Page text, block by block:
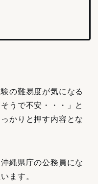
の難易度が気になる
うで不安・・・」と
かりと押す内容とな
縄県庁の公務員にな
ます。